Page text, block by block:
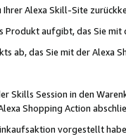
Alexa Skill-Site
aufgibt, das Sie mit
ab, das Sie mit der Alexa
Skills Session in den
Shopping Action
vorgestellt